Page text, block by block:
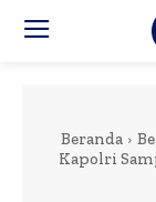
Beranda
Kapolri